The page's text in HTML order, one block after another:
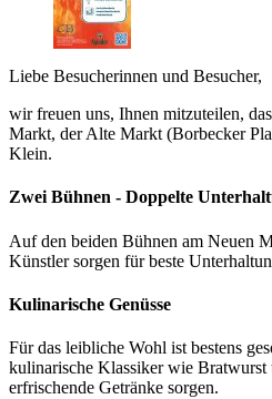
Liebe Besucherinnen und Besucher,
wir freuen uns, Ihnen mitzuteilen,
Markt, der Alte Markt (Borbecker
Klein.
Zwei Bühnen - Doppelte
Auf den beiden Bühnen am Neuen
Künstler sorgen für beste
Kulinarische Genüsse
Für das leibliche Wohl ist bestens
kulinarische Klassiker wie Bratwurst
erfrischende Getränke sorgen.